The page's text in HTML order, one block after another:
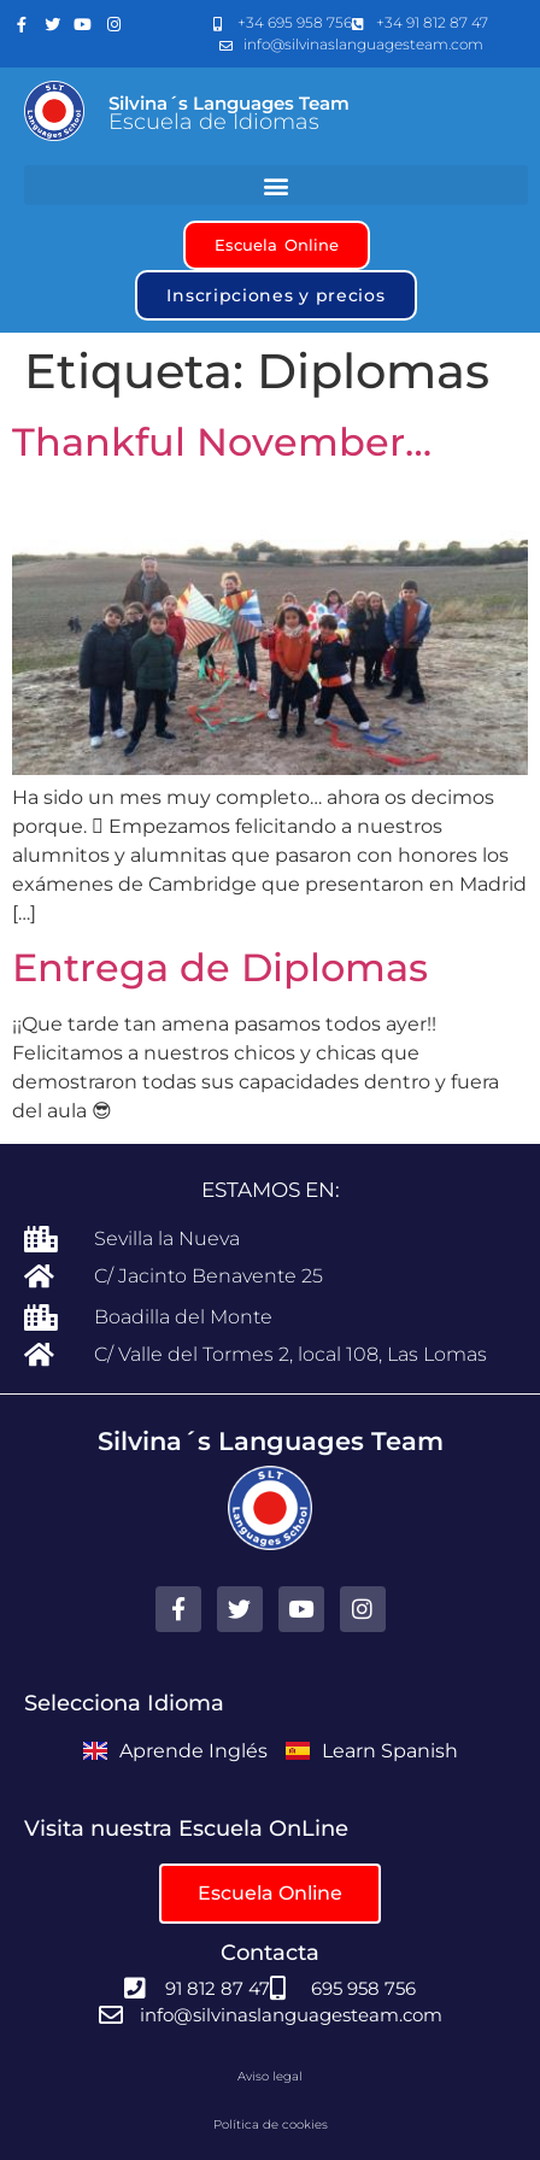
+34 695 958 756
+34 91 812 87 47
info@silvinaslanguagesteam.com
Silvina´s Languages Team
Escuela de Idiomas
Escuela Online
Inscripciones y precios
Etiqueta: Diplomas
Thankful November…
Ha sido un mes muy completo… ahora os decimos
porque.  Empezamos felicitando a nuestros
alumnitos y alumnitas que pasaron con honores los
exámenes de Cambridge que presentaron en Madrid
[…]
Entrega de Diplomas
¡¡Que tarde tan amena pasamos todos ayer!!
Felicitamos a nuestros chicos y chicas que
demostraron todas sus capacidades dentro y fuera
del aula 😎
ESTAMOS EN:
Sevilla la Nueva
C/ Jacinto Benavente 25
Boadilla del Monte
C/ Valle del Tormes 2, local 108, Las Lomas
Silvina´s Languages Team
Selecciona Idioma
Aprende Inglés Learn Spanish
Visita nuestra Escuela OnLine
Escuela Online
Contacta
91 812 87 47
695 958 756
info@silvinaslanguagesteam.com
Aviso legal
Política de cookies